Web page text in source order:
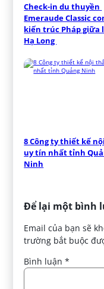
Check-in du thuyền
Emeraude Classic
kiến trúc Pháp giữa
Hạ Long
8 Công ty thiết kế
uy tín nhất tỉnh
Ninh
Để lại một bình
Email của bạn sẽ
trường bắt buộc
Bình luận*